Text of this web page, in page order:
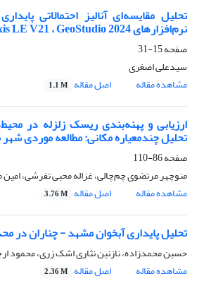
تحلیل مقایسه‌ای آنالیز احتمالاتی
نرم‌افزارهای Plaxis LE V21 ، GeoStudio 2024 و Slide2
صفحه15-31
سیدعلی اصغری
مشاهده مقاله
اصل مقاله 1.1 M
ارزیابی و پهنه‌بندی ریسک زلزله در
تحلیل چندمعیاره مکانی: مطالعه موردی
صفحه86-110
منوچهر مرتضوی چم‌چالی، غزاله محبی تفرشی،
مشاهده مقاله
اصل مقاله 3.76 M
تحلیل پایداری آبخوان مشهد - چناران در
حسین محمدزاده، نازنین نثاری اشک زری، محمود
مشاهده مقاله
اصل مقاله 2.36 M